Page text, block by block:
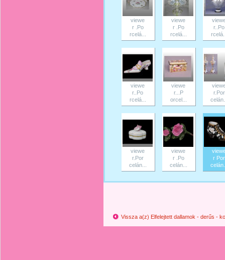
viewe
r .Po
rcelá...
viewe
r .Po
rcelá...
r..Po
viewe
r..Po
rcelá...
viewe
r...P
orcel...
r.Por
viewe
r.Por
celán...
viewe
r .Po
celán...
r Por
Vissza a(z) Elfelejtett dallamok - derűs -